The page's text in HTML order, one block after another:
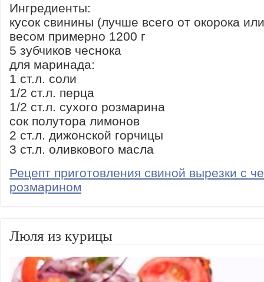
Ингредиенты:
кусок свинины (лучше всего от окорока
весом примерно 1200 г
5 зубчиков чеснока
для маринада:
1 ст.л. соли
1/2 ст.л. перца
1/2 ст.л. сухого розмарина
сок полутора лимонов
2 ст.л. дижонской горчицы
3 ст.л. оливкового масла
Рецепт приготовления свиной вырезки с
розмарином
Люля из курицы